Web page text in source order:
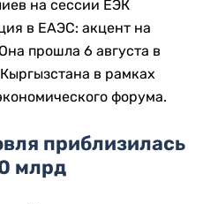
на сессии ЕЭК
в ЕАЭС: акцент на
прошла 6 августа в
в рамках
форума.
приблизилась
млрд